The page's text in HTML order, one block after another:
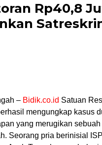
Rp40,8
– Bidik.co.id Satuan
mengungkap kasus
yang merugikan
Seorang pria berinisial